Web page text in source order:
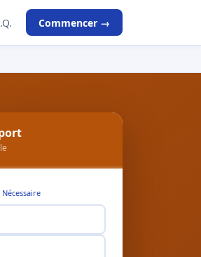
Commencer →
Nécessaire